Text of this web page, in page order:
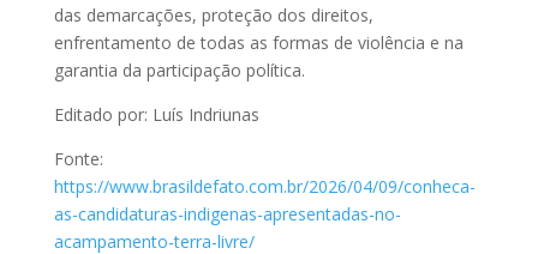
das demarcações, proteção dos direitos,
enfrentamento de todas as formas de violência e na
garantia da participação política.
Editado por: Luís Indriunas
Fonte:
https://www.brasildefato.com.br/2026/04/09/conheca-
as-candidaturas-indigenas-apresentadas-no-
acampamento-terra-livre/